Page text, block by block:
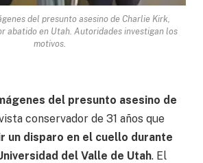
del presunto asesino de Charlie Kirk,
abatido en Utah. Autoridades investigan los
motivos.
del presunto asesino de
conservador de 31 años que
un disparo en el cuello durante
del Valle de Utah. El